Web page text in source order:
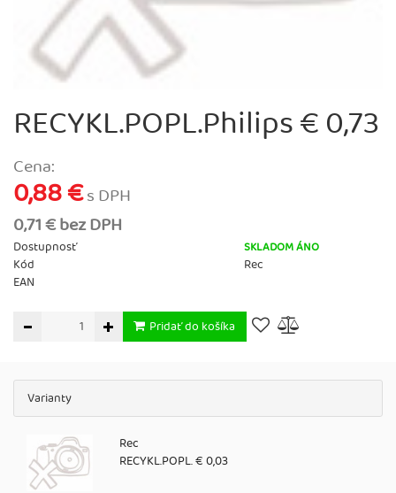
RECYKL.POPL.Philips € 0,73
Cena:
0,88 €s DPH
0,71 € bez DPH
Dostupnosť SKLADOM ÁNO
Kód
Rec
EAN
Pridať do košíka
Varianty
Rec
RECYKL.POPL. € 0,03